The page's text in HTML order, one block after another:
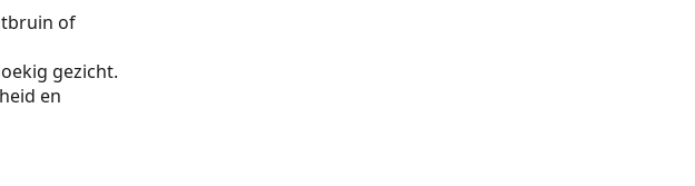
of
gezicht.
en